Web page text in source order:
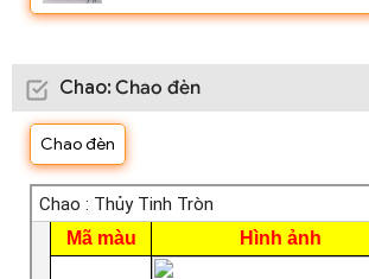
Chao: Chao đèn
Chao đèn